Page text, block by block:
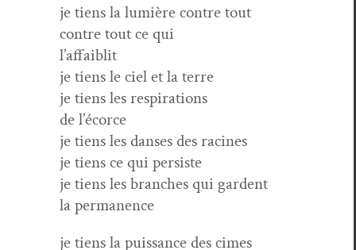
je tiens la lumière con­tre tout
con­tre tout ce qui
l’affaiblit
je tiens le ciel et la terre
je tiens les respirations
de l’écorce
je tiens les dans­es des racines
je tiens ce qui persiste
je tiens les branch­es qui gardent
la permanence
je tiens la puis­sance des cimes